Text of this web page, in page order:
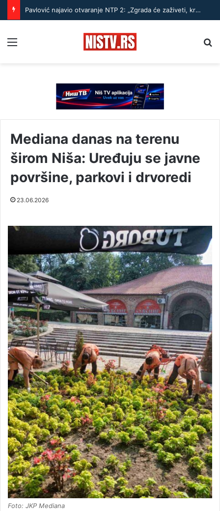
Pavlović najavio otvaranje NTP 2: „Zgrada će zaživeti, kreće se sa radom“.
Mediana danas na terenu
širom Niša: Uređuju se javne
površine, parkovi i drvoredi
23.06.2026
Foto: JKP Mediana